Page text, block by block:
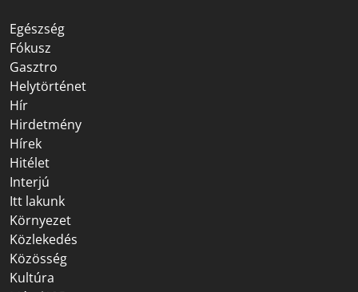
Egészség
Fókusz
Gasztro
Helytörténet
Hír
Hirdetmény
Hírek
Hitélet
Interjú
Itt lakunk
Környezet
Közlekedés
Közösség
Kultúra